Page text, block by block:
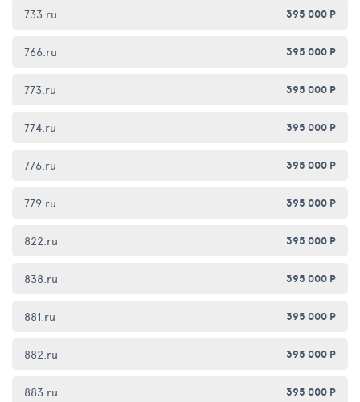
733.ru 395 000 Р
766.ru 395 000 Р
773.ru 395 000 Р
774.ru 395 000 Р
776.ru 395 000 Р
779.ru 395 000 Р
822.ru 395 000 Р
838.ru 395 000 Р
881.ru 395 000 Р
882.ru 395 000 Р
883.ru 395 000 Р